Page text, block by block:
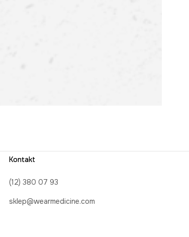
Kontakt
(12) 380 07 93
sklep@wearmedicine.com